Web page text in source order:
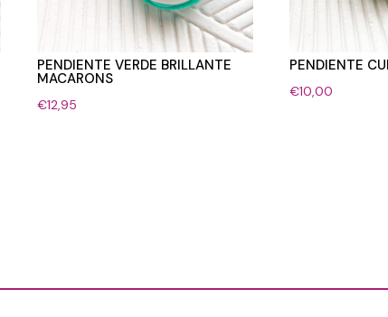
PENDIENTE VERDE BRILLANTE
MACARONS
€12,95
PENDIENTE
€10,00